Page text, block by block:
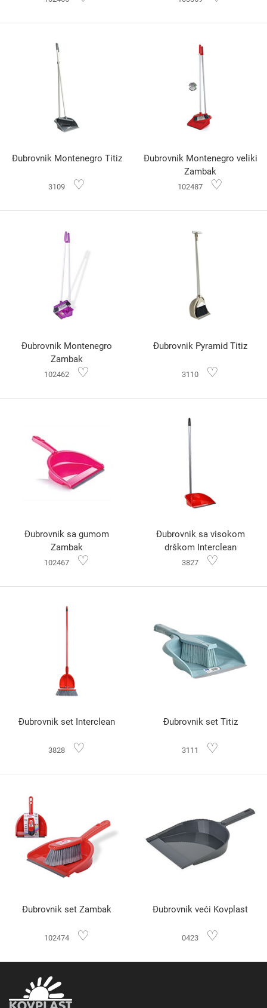
Đubrovnik Montenegro Titiz
3109 ♡
Đubrovnik Montenegro veliki
Zambak
102487 ♡
Đubrovnik Montenegro
Zambak
102462 ♡
Đubrovnik Pyramid Titiz
3110 ♡
Đubrovnik sa gumom
Zambak
102467 ♡
Đubrovnik sa visokom
drškom Interclean
3827 ♡
Đubrovnik set Interclean
3828 ♡
Đubrovnik set Titiz
3111 ♡
Đubrovnik set Zambak
102474 ♡
Đubrovnik veći Kovplast
0423 ♡